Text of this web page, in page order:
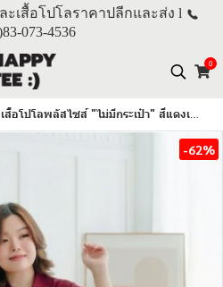
ะเสื้อโปโลราคาปลีกและส่ง l
83-073-4536
0
เสื้อโปโลพลัสไซส์ "ไม่มีกระเป๋า" สีแดงเลือดหมู
-62%